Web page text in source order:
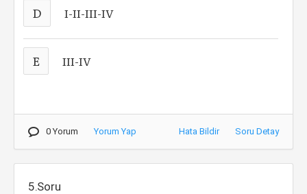
D I-II-III-IV
E III-IV
0 Yorum Yorum Yap Hata Bildir Soru Detay
5.Soru